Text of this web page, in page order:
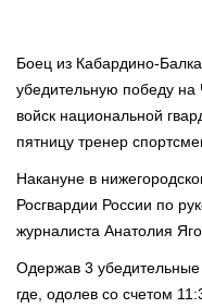
Боец из Кабардино-
убедительную победу
войск национальной
пятницу тренер
Накануне в
Росгвардии России по
журналиста Анатолия
Одержав 3
где, одолев со счетом